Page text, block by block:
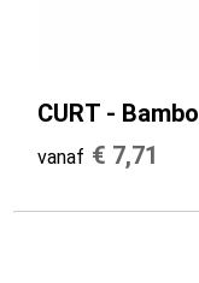
CURT -
vanaf € 7,71